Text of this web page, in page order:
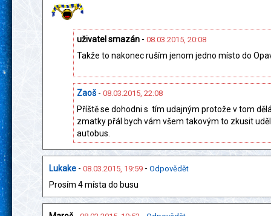
uživatel smazán - 08.03.2015, 20:08
Takže to nakonec ruším jenom jedno místo do
Zaoš - 08.03.2015, 22:08
Příště se dohodni s tím udajným protože v tom
zmatky přál bych vám všem takovým to zkusit
autobus.
Lukake - 08.03.2015, 19:59 - Odpovědět
Prosím 4 místa do busu